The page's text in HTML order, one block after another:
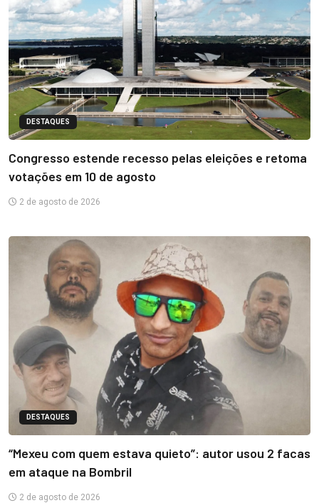
DESTAQUES
Congresso estende recesso pelas eleições e retoma
votações em 10 de agosto
2 de agosto de 2026
DESTAQUES
“Mexeu com quem estava quieto”: autor usou 2 facas
em ataque na Bombril
2 de agosto de 2026